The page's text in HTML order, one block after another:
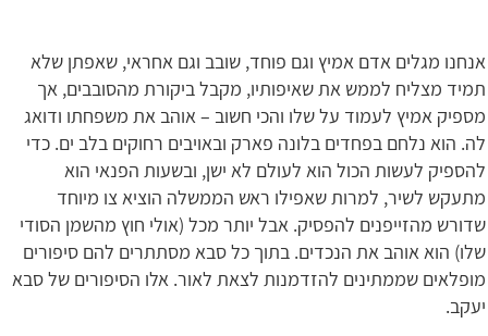
אנחנו מגלים אדם אמיץ וגם פוחד, שובב וגם אחראי, שאפתן שלא
תמיד מצליח לממש את שאיפותיו, מקבל ביקורת מהסובבים, אך
מספיק אמיץ לעמוד על שלו והכי חשוב – אוהב את משפחתו ודואג
לה. הוא נלחם בפחדים בלונה פארק ובאויבים רחוקים בלב ים. כדי
להספיק לעשות הכול הוא לעולם לא ישן, ובשעות הפנאי הוא
מתעקש לשיר, למרות שאפילו ראש הממשלה הוציא צו מיוחד
שדורש מהזייפנים להפסיק. אבל יותר מכל (אולי חוץ מהשמן הסודי
שלו) הוא אוהב את הנכדים. בתוך כל סבא מסתתרים להם סיפורים
מופלאים שממתינים להזדמנות לצאת לאור. אלו הסיפורים של סבא
יעקב.